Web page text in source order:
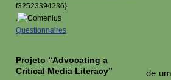
de
.
Questionnaires
Projeto “Advocating a
Critical Media Literacy”